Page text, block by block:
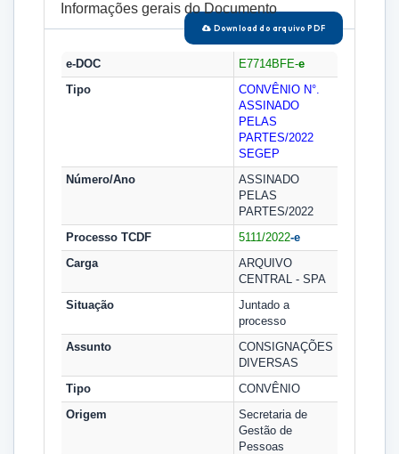
Informações gerais do Documento
Download do arquivo PDF
e-DOC E7714BFE-e
Tipo
CONVÊNIO N°.
ASSINADO
PELAS
PARTES/2022
SEGEP
Número/Ano
ASSINADO
PELAS
PARTES/2022
Processo TCDF
5111/2022-e
Carga
ARQUIVO
CENTRAL - SPA
Situação
Juntado a
processo
Assunto
CONSIGNAÇÕES
DIVERSAS
Tipo
CONVÊNIO
Origem
Secretaria de
Gestão de
Pessoas